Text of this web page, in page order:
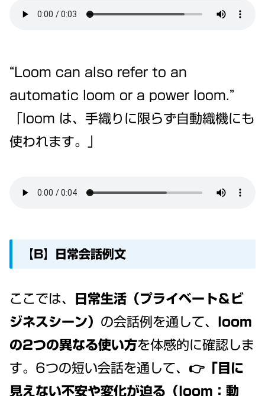
“Loom can also refer to an
automatic loom or a power loom.”
「loom は、手織りに限らず自動織機にも
使われます。」
【B】日常会話例文
ここでは、
日常生活（プライベート＆ビ
ジネスシーン） の会話例を通して、
loom
の2つの異なる使い方を体感的に確認しま
す。6つの短い会話を通して、👉 「目に
見えない不安や変化が迫る（loom：動